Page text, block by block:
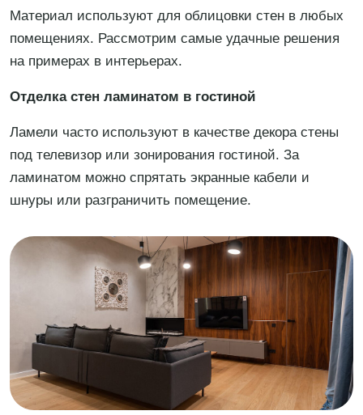
Материал используют для облицовки стен в любых
помещениях. Рассмотрим самые удачные решения
на примерах в интерьерах.
Отделка стен ламинатом в гостиной
Ламели часто используют в качестве декора стены
под телевизор или зонирования гостиной. За
ламинатом можно спрятать экранные кабели и
шнуры или разграничить помещение.